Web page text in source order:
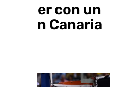
a caer con un
Gran Canaria